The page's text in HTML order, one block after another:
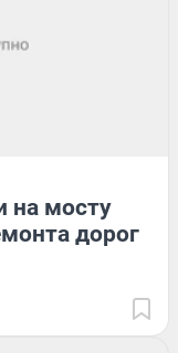
на мосту
дорог